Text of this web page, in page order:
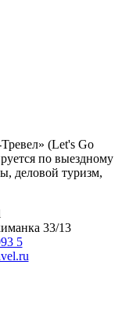
(Let's Go
по выездному
деловой туризм,
33/13
5